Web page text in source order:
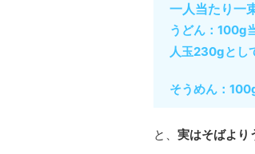
一人当たり
うどん：100g
人玉230gとし
そうめん：
と、 実はそばより